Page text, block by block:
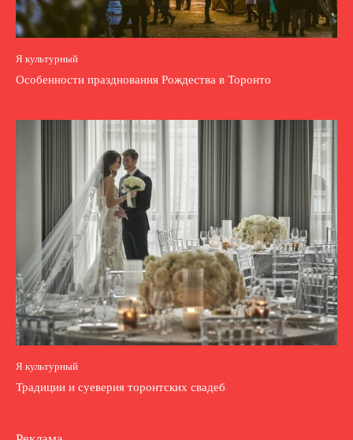
Я культурный
Особенности празднования Рождества в Торонто
Я культурный
Традиции и суеверия торонтских свадеб